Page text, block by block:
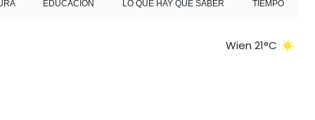
EDUCACIÓN LO QUE HAY QUE SABER TIEMPO
Wien 21°C